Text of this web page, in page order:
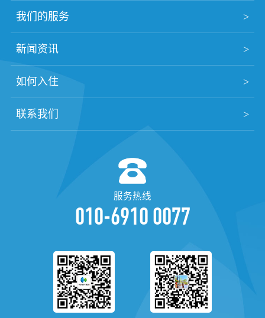
我们的服务
新闻资讯
如何入住
联系我们
服务热线
010-6910 0077